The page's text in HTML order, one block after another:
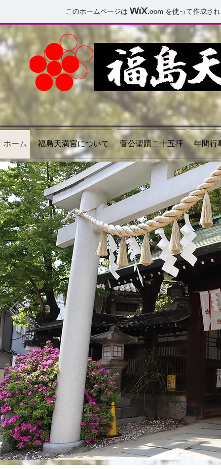
このホームページは .com を使って作成さ
ホーム 福島天満宮について 菅公聖蹟二十五拝 年間行